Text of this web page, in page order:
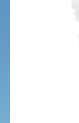
Baby-
Baby-
Baby-
Schnuller &